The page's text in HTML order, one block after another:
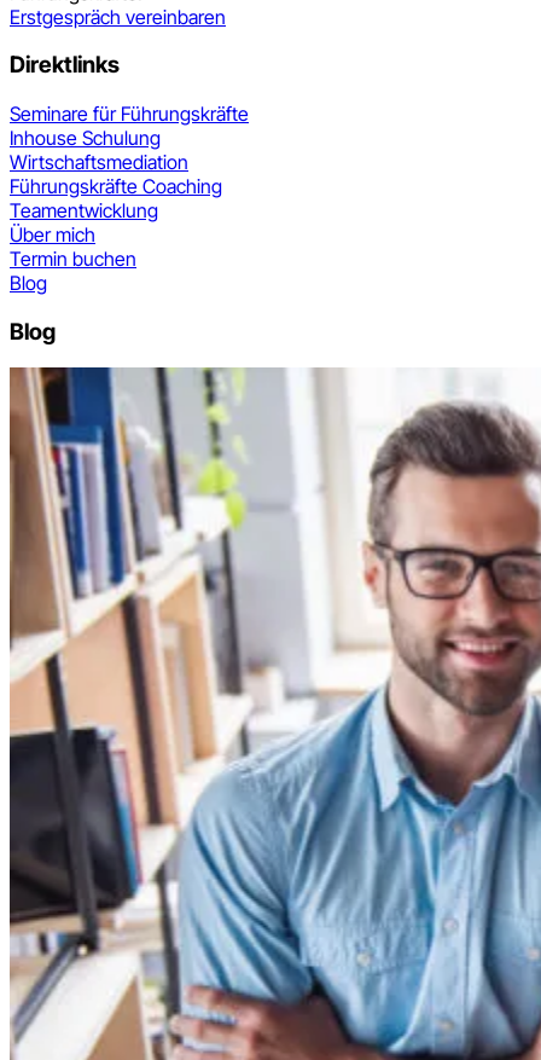
Erstgespräch vereinbaren
Direktlinks
Seminare für Führungskräfte
Inhouse Schulung
Wirtschaftsmediation
Führungskräfte Coaching
Teamentwicklung
Über mich
Termin buchen
Blog
Blog